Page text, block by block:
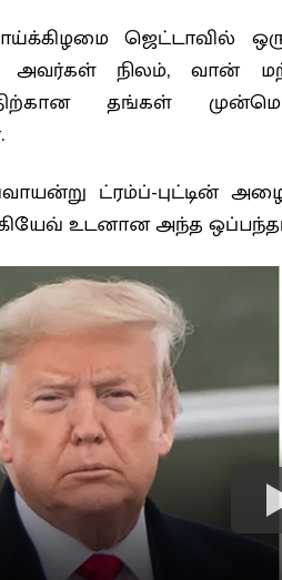
ஜெட்டாவில்
​​அவர்கள் நிலம், வான்
தங்கள்
ட்ரம்ப்-புட்டின்
உடனான அந்த ஒப்பந்தம்